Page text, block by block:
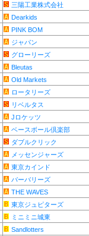
三陽工業株式会社
Dearkids
PINK BOM
ジャパン
グローリーズ
Bleutas
Old Markets
ロータリーズ
リベルタス
Jロケッツ
ベースボール倶楽部
ダブルクリック
メッセンジャーズ
東京カインド
バーバリーズ
THE WAVES
東京ジュピターズ
ミニミニ城東
Sandlotters